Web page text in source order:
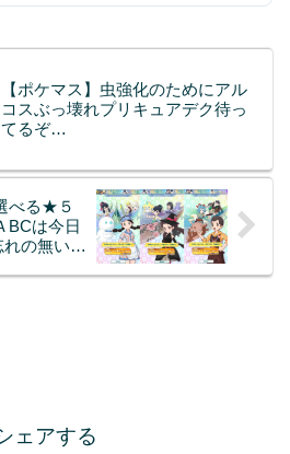
【ポケマス】虫強化のためにアル
コスぶっ壊れプリキュアデク待っ
てるぞ…
べる★５
BCは今日
の無いよ
ェアする